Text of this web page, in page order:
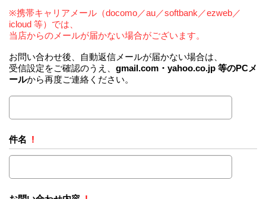
※携帯キャリアメール（docomo／au／softbank／ezweb／
icloud 等）では、
当店からのメールが届かない場合がございます。
お問い合わせ後、自動返信メールが届かない場合は、
受信設定をご確認のうえ、 gmail.com・yahoo.co.jp 等のPCメ
ールから再度ご連絡ください。
件名 !